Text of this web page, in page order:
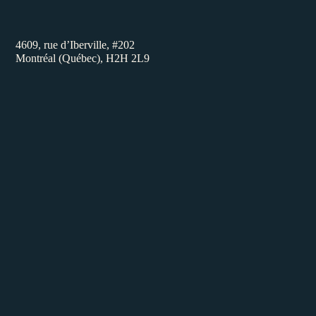
4609, rue d’Iberville, #202
Montréal (Québec), H2H 2L9